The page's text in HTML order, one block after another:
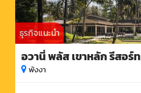
ธุรกิจแนะนำ
อวานี่ พลัส เขาหลัก รีสอร์ท
พังงา